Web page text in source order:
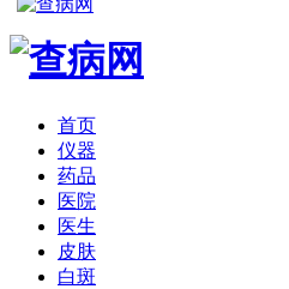
首页
仪器
药品
医院
医生
皮肤
白斑